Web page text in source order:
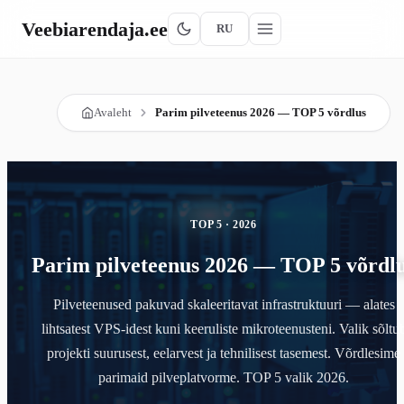
Veebiarendaja.ee RU
Avaleht Parim pilveteenus 2026 — TOP 5 võrdlus
TOP 5 · 2026
Parim pilveteenus 2026 — TOP 5
Pilveteenused pakuvad skaleeritavat infrastruktuuri — alates
lihtsatest VPS-idest kuni keeruliste mikroteenusteni. Valik
projekti suurusest, eelarvest ja tehnilisest tasemest. Võrdlesime
parimaid pilveplatvorme. TOP 5 valik 2026.